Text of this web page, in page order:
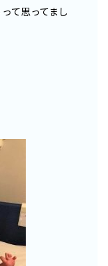
て思ってまし